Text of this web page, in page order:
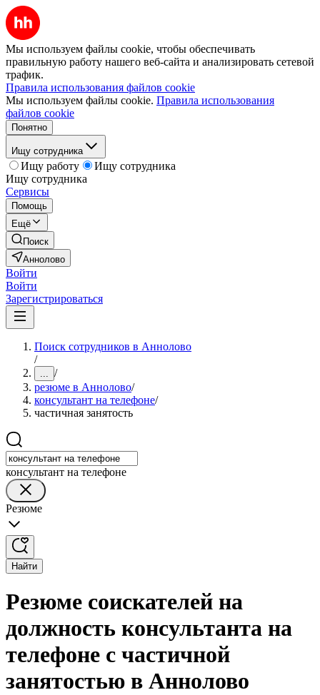
Мы используем файлы cookie, чтобы обеспечивать
правильную работу нашего веб-сайта и анализировать сетевой
трафик.
Правила использования файлов cookie
Мы используем файлы cookie. Правила использования
файлов cookie
Понятно
Ищу сотрудника
Ищу работу
Ищу сотрудника
Ищу сотрудника
Сервисы
Помощь
Ещё
Поиск
Аннолово
Войти
Войти
Зарегистрироваться
Поиск сотрудников в Аннолово
/
... /
резюме в Аннолово/
консультант на телефоне/
частичная занятость
консультант на телефоне
Резюме
Найти
Резюме соискателей на
должность консультанта на
телефоне с частичной
занятостью в Аннолово